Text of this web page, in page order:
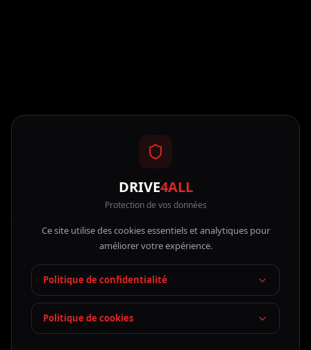
AUTO-ÉCOLE N°1 À GENÈVE
VOTRE PERMIS
EN POCHE.
Permis auto & moto, encadré par des
DRIVE4ALL
Protection de vos données
Ce site utilise des cookies essentiels et analytiques pour
améliorer votre expérience.
Politique de confidentialité
Politique de cookies